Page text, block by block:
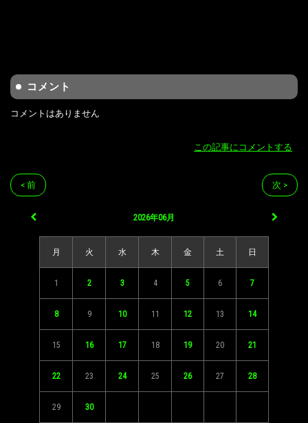
コメント
コメントはありません
この記事にコメントする
< 前 次 >
2026年06月
月 火 水 木 金 土 日
1 2 3 4 5 6 7
8 9 10 11 12 13 14
15 16 17 18 19 20 21
22 23 24 25 26 27 28
29 30